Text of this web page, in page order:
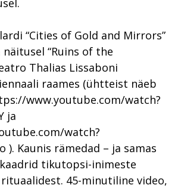
“Cities of Gold and Mirrors”
“Ruins of the
Thalias Lissaboni
raames (ühtteist näeb
www.youtube.com/watch?
ja
watch?
). Kaunis rämedad – ja samas
tikutopsi-inimeste
45-minutiline video,